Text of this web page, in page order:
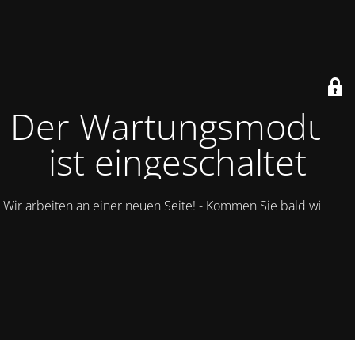
Der Wartungsmodus
ist eingeschaltet
Wir arbeiten an einer neuen Seite! - Kommen Sie bald wieder.